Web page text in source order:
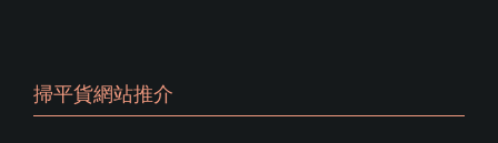
掃平貨網站推介